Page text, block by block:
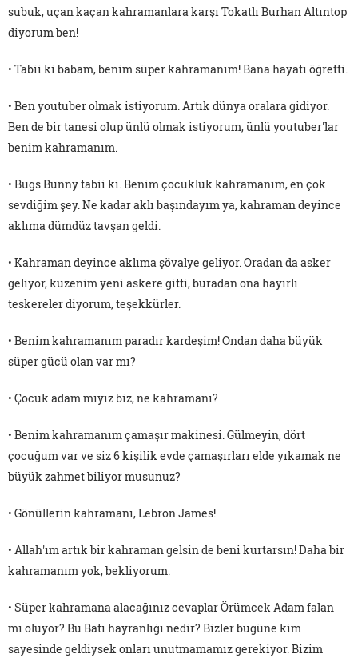
subuk, uçan kaçan kahramanlara karşı Tokatlı Burhan Altıntop
diyorum ben!
• Tabii ki babam, benim süper kahramanım! Bana hayatı öğretti.
• Ben youtuber olmak istiyorum. Artık dünya oralara gidiyor.
Ben de bir tanesi olup ünlü olmak istiyorum, ünlü youtuber'lar
benim kahramanım.
• Bugs Bunny tabii ki. Benim çocukluk kahramanım, en çok
sevdiğim şey. Ne kadar aklı başındayım ya, kahraman deyince
aklıma dümdüz tavşan geldi.
• Kahraman deyince aklıma şövalye geliyor. Oradan da asker
geliyor, kuzenim yeni askere gitti, buradan ona hayırlı
teskereler diyorum, teşekkürler.
• Benim kahramanım paradır kardeşim! Ondan daha büyük
süper gücü olan var mı?
• Çocuk adam mıyız biz, ne kahramanı?
• Benim kahramanım çamaşır makinesi. Gülmeyin, dört
çocuğum var ve siz 6 kişilik evde çamaşırları elde yıkamak ne
büyük zahmet biliyor musunuz?
• Gönüllerin kahramanı, Lebron James!
• Allah'ım artık bir kahraman gelsin de beni kurtarsın! Daha bir
kahramanım yok, bekliyorum.
• Süper kahramana alacağınız cevaplar Örümcek Adam falan
mı oluyor? Bu Batı hayranlığı nedir? Bizler bugüne kim
sayesinde geldiysek onları unutmamamız gerekiyor. Bizim